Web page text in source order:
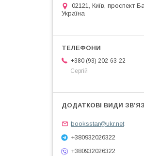
02121, Київ, проспект
Україна
+380 (93) 202-63-22
Сергій
booksstar@ukr.net
+380932026322
+380932026322